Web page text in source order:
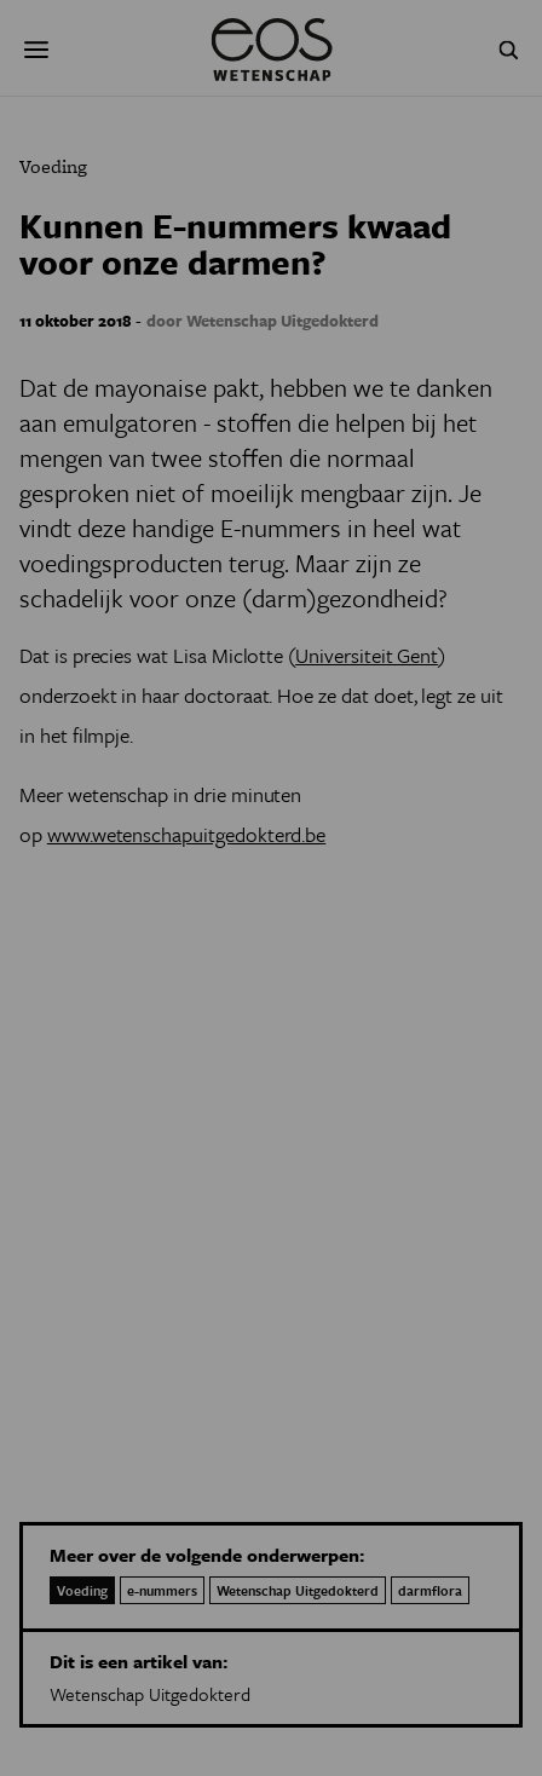
naar
NATUURWETENSCHAPPEN
PSYCHE & BREIN
AGENDA
JONGE UITDAGERS
Voeding
Kunnen E-nummers kwaad
voor onze darmen?
11 oktober 2018 - door Wetenschap Uitgedokterd
Dat de mayonaise pakt, hebben we te danken
aan emulgatoren - stoffen die helpen bij het
mengen van twee stoffen die normaal
gesproken niet of moeilijk mengbaar zijn. Je
vindt deze handige E-nummers in heel wat
voedingsproducten terug. Maar zijn ze
schadelijk voor onze (darm)gezondheid?
Dat is precies wat Lisa Miclotte (Universiteit Gent)
onderzoekt in haar doctoraat. Hoe ze dat doet, legt ze uit
in het filmpje.
Meer wetenschap in drie minuten
opwww.wetenschapuitgedokterd.be
Meer over de volgende onderwerpen:
Voeding e-nummers Wetenschap Uitgedokterd darmflora
Dit is een artikel van:
Wetenschap Uitgedokterd